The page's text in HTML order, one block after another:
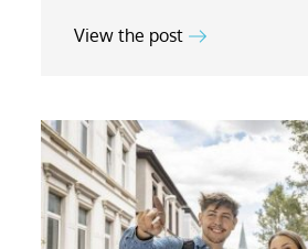
View the post